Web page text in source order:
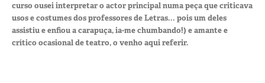
curso ousei interpretar o actor principal numa peça que criticava
usos e costumes dos professores de Letras... pois um deles
assistiu e enfiou a carapuça, ia-me chumbando!) e amante e
crítico ocasional de teatro, o venho aqui referir.